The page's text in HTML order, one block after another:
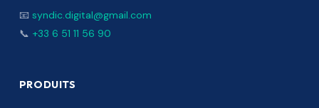
📧 syndic.digital@gmail.com
📞 +33 6 51 11 56 90
PRODUITS